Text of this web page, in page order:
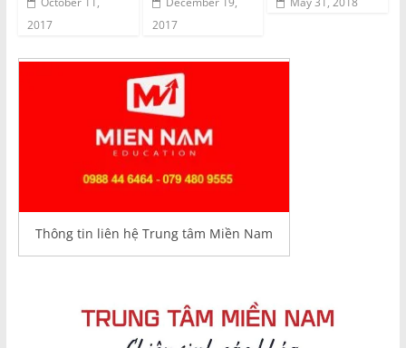
2017
2017
Thông tin liên hệ Trung tâm Miền Nam